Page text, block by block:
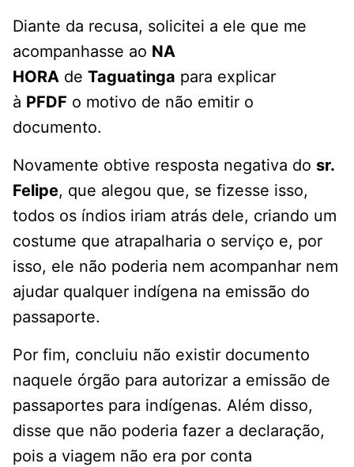
Diante da recusa, solicitei a ele que me
acompanhasse ao NA
HORA de Taguatinga para explicar
à PFDF o motivo de não emitir o
documento.
Novamente obtive resposta negativa do sr.
Felipe, que alegou que, se fizesse isso,
todos os índios iriam atrás dele, criando um
costume que atrapalharia o serviço e, por
isso, ele não poderia nem acompanhar nem
ajudar qualquer indígena na emissão do
passaporte.
Por fim, concluiu não existir documento
naquele órgão para autorizar a emissão de
passaportes para indígenas. Além disso,
disse que não poderia fazer a declaração,
pois a viagem não era por conta